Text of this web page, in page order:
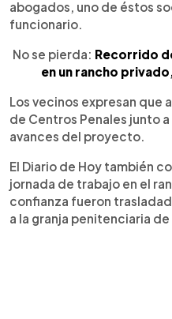
abogados, uno de éstos
funcionario.
No se pierda: Recorrido
en un rancho
Los vecinos expresan que
de Centros Penales junto
avances del proyecto.
El Diario de Hoy también
jornada de trabajo en el
confianza fueron
a la granja penitenciaria